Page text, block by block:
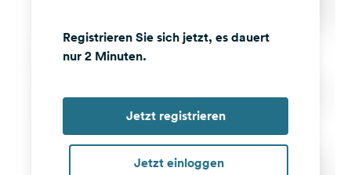
Registrieren Sie sich jetzt, es dauert
nur 2 Minuten.
Jetzt registrieren
Jetzt einloggen